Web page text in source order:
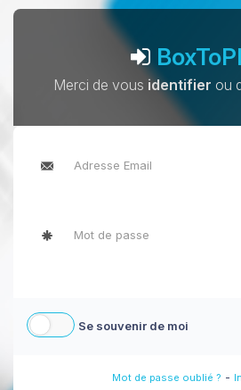
Merci de vous identifier ou
Se souvenir de moi
Mot de passe oublié ? -